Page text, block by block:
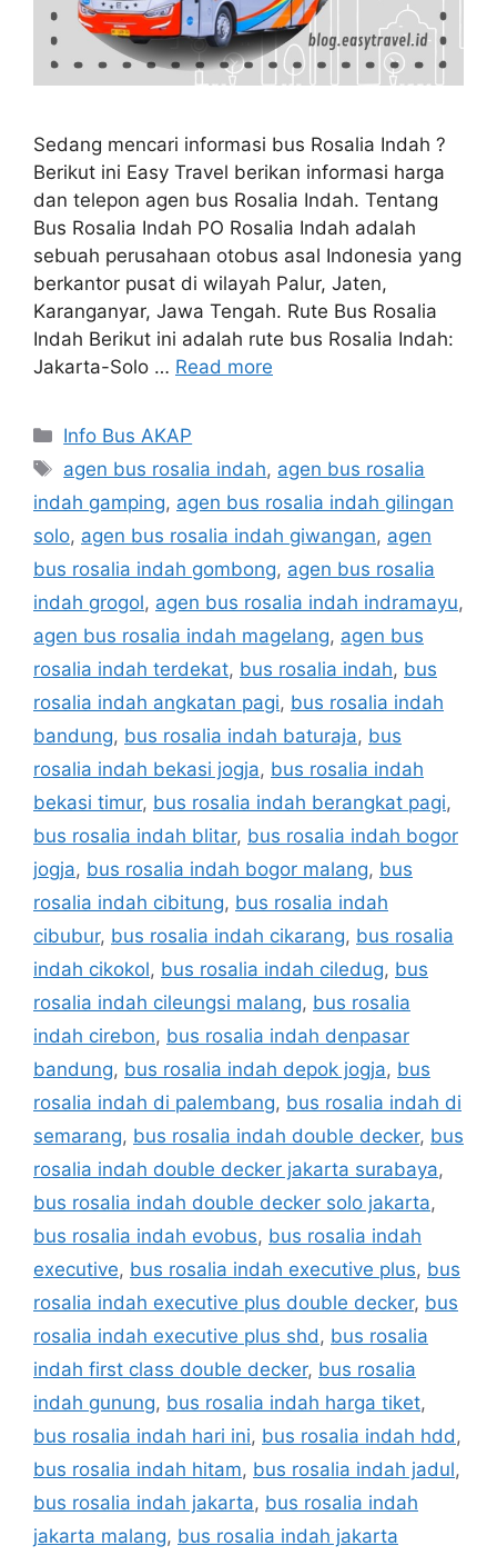
Sedang mencari informasi bus Rosalia Indah ?
Berikut ini Easy Travel berikan informasi harga
dan telepon agen bus Rosalia Indah. Tentang
Bus Rosalia Indah PO Rosalia Indah adalah
sebuah perusahaan otobus asal Indonesia yang
berkantor pusat di wilayah Palur, Jaten,
Karanganyar, Jawa Tengah. Rute Bus Rosalia
Indah Berikut ini adalah rute bus Rosalia Indah:
Jakarta-Solo … Read more
Categories
Info Bus AKAP
Tags
agen bus rosalia indah, agen bus rosalia
indah gamping, agen bus rosalia indah gilingan
solo, agen bus rosalia indah giwangan, agen
bus rosalia indah gombong, agen bus rosalia
indah grogol, agen bus rosalia indah indramayu,
agen bus rosalia indah magelang, agen bus
rosalia indah terdekat, bus rosalia indah, bus
rosalia indah angkatan pagi, bus rosalia indah
bandung, bus rosalia indah baturaja, bus
rosalia indah bekasi jogja, bus rosalia indah
bekasi timur, bus rosalia indah berangkat pagi,
bus rosalia indah blitar, bus rosalia indah bogor
jogja, bus rosalia indah bogor malang, bus
rosalia indah cibitung, bus rosalia indah
cibubur, bus rosalia indah cikarang, bus rosalia
indah cikokol, bus rosalia indah ciledug, bus
rosalia indah cileungsi malang, bus rosalia
indah cirebon, bus rosalia indah denpasar
bandung, bus rosalia indah depok jogja, bus
rosalia indah di palembang, bus rosalia indah di
semarang, bus rosalia indah double decker, bus
rosalia indah double decker jakarta surabaya,
bus rosalia indah double decker solo jakarta,
bus rosalia indah evobus, bus rosalia indah
executive, bus rosalia indah executive plus, bus
rosalia indah executive plus double decker, bus
rosalia indah executive plus shd , bus rosalia
indah first class double decker, bus rosalia
indah gunung, bus rosalia indah harga tiket,
bus rosalia indah hari ini, bus rosalia indah hdd ,
bus rosalia indah hitam, bus rosalia indah jadul,
bus rosalia indah jakarta, bus rosalia indah
jakarta malang, bus rosalia indah jakarta